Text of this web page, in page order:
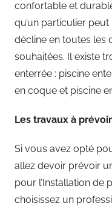
confortable et
qu’un particulier
décline en toutes les
souhaitées. Il existe
enterrée : piscine
en coque et piscine
Les travaux à
Si vous avez opté
allez devoir prévoir
pour l’Installation de
choisissez un